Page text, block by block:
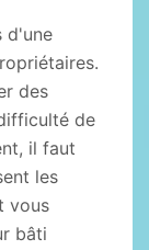
d'une
des
de
il faut
les
vous
bâti